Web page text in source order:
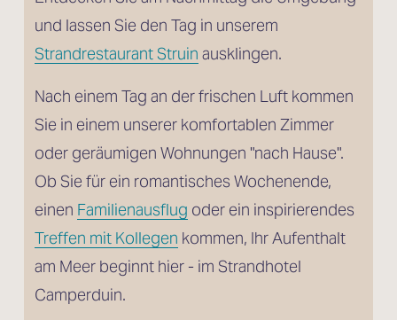
Strandrestaurant Struin ausklingen.
Nach einem Tag an der frischen Luft kommen
Sie in einem unserer komfortablen Zimmer
oder geräumigen Wohnungen "nach Hause".
Ob Sie für ein romantisches Wochenende,
einen Familienausflug
Treffen mit Kollegen kommen, Ihr Aufenthalt
am Meer beginnt hier - im Strandhotel
Camperduin.